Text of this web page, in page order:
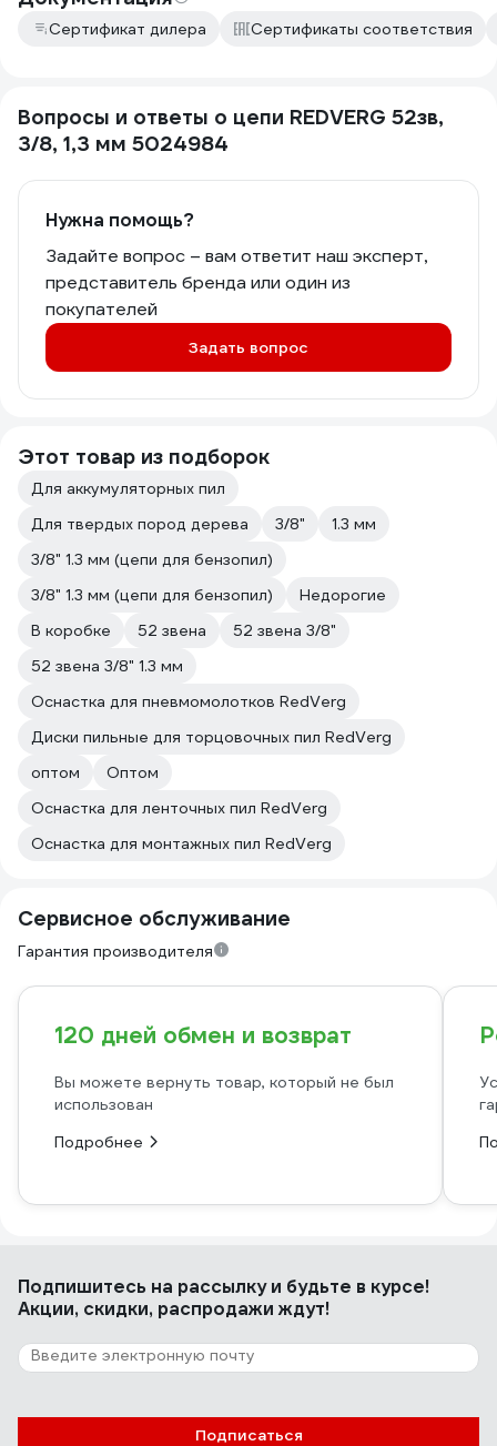
Сертификат дилера Сертификаты соответствия
Вопросы и ответы о цепи REDVERG 52зв,
3/8, 1,3 мм 5024984
Нужна помощь?
Задайте вопрос – вам ответит наш эксперт,
представитель бренда или один из
покупателей
Задать вопрос
Этот товар из подборок
Для аккумуляторных пил
Для твердых пород дерева
3/8"
1.3 мм
3/8" 1.3 мм (цепи для бензопил)
3/8" 1.3 мм (цепи для бензопил)
Недорогие
В коробке
52 звена
52 звена 3/8"
52 звена 3/8" 1.3 мм
Оснастка для пневмомолотков RedVerg
Диски пильные для торцовочных пил RedVerg
оптом
Оптом
Оснастка для ленточных пил RedVerg
Оснастка для монтажных пил RedVerg
Сервисное обслуживание
Гарантия производителя
120 дней обмен и возврат
Вы можете вернуть товар, который не был
использован
Подробнее
Подпишитесь на рассылкуи будьте в курсе!
Акции, скидки, распродажи ждут!
Подписаться